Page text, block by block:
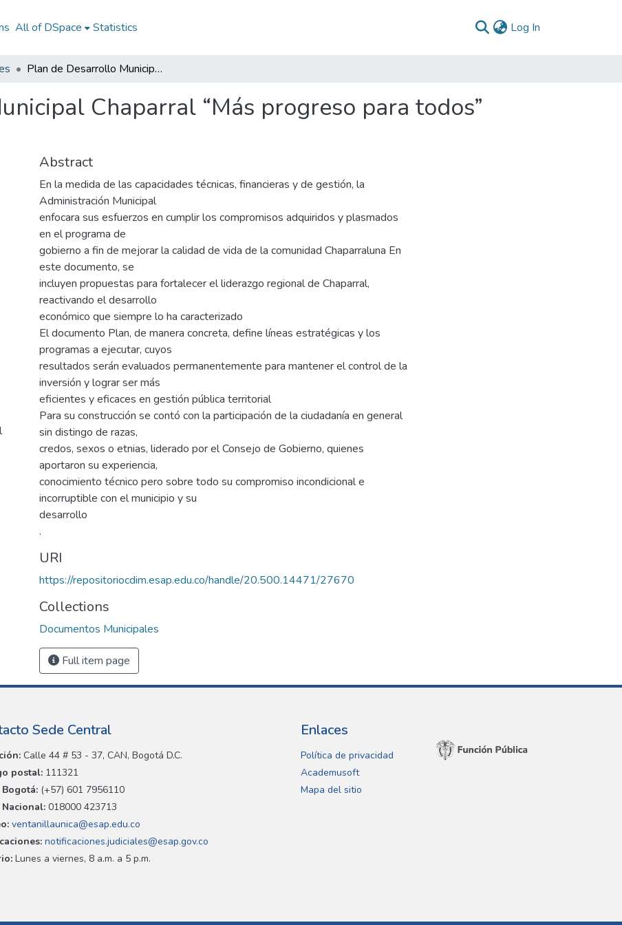
All of DSpace Statistics Log In
Plan de Desarrollo Municipal Chaparral “Más progreso para todos” 2020-2023
Chaparral “Más progreso para todos”
Abstract
En la medida de las capacidades técnicas, financieras y de gestión, la
Administración Municipal
enfocara sus esfuerzos en cumplir los compromisos adquiridos y plasmados
en el programa de
gobierno a fin de mejorar la calidad de vida de la comunidad Chaparraluna En
este documento, se
incluyen propuestas para fortalecer el liderazgo regional de Chaparral,
reactivando el desarrollo
económico que siempre lo ha caracterizado
El documento Plan, de manera concreta, define líneas estratégicas y los
programas a ejecutar, cuyos
resultados serán evaluados permanentemente para mantener el control de la
inversión y lograr ser más
eficientes y eficaces en gestión pública territorial
Para su construcción se contó con la participación de la ciudadanía en general
sin distingo de razas,
credos, sexos o etnias, liderado por el Consejo de Gobierno, quienes
aportaron su experiencia,
conocimiento técnico pero sobre todo su compromiso incondicional e
incorruptible con el municipio y su
desarrollo
.
URI
https://repositoriocdim.esap.edu.co/handle/20.500.14471/27670
Collections
Documentos Municipales
Full item page
Sede Central
Calle 44 # 53 - 37, CAN, Bogotá D.C.
postal: 111321
(+57) 601 7956110
018000 423713
ventanillaunica@esap.edu.co
notificaciones.judiciales@esap.gov.co
Lunes a viernes, 8 a.m. a 5 p.m.
Enlaces
Política de privacidad
Academusoft
Mapa del sitio